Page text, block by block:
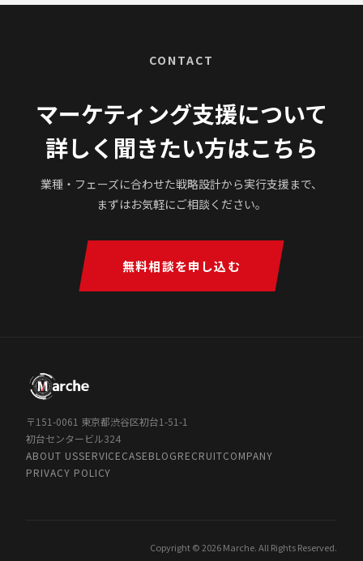
CONTACT
マーケティング支援について
詳しく聞きたい方はこちら
業種・フェーズに合わせた戦略設計から実行支援まで、
まずはお気軽にご相談ください。
無料相談を申し込む
〒151-0061 東京都渋谷区初台1-51-1
初台センタービル324
ABOUT USSERVICECASEBLOGRECRUITCOMPANY
PRIVACY POLICY
Copyright © 2026 Marche. All Rights Reserved.